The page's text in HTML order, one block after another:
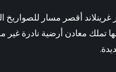
غرينلاند أقصر مسار للصواريخ
تملك معادن أرضية نادرة